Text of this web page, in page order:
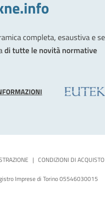
| CONDIZIONI DI ACQUISTO
Imprese di Torino 05546030015